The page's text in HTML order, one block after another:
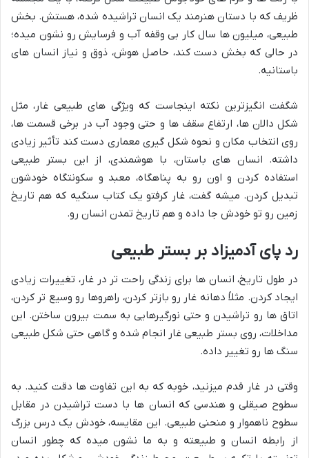
ظریف که با دستان هنرمند یک انسان تراشیده شده، هستش. بخش
طبیعی، میلیون ها سال کار بی وقفه آب و فرسایش رو نشون میده؛
در حالی که بخش دست کند، حاصل هوش، ذوق و نیاز انسان های
باستانیه.
شگفت انگیزترین نکته اینجاست که ویژگی های طبیعی غار، مثل
شکل دالان ها، ارتفاع سقف ها و حتی وجود آب در برخی قسمت ها،
روی انتخاب مکان و نحوه شکل گیری معماری دست کند تأثیر زیادی
داشته. انسان های باستان، با هوشمندی، از این بستر طبیعی
استفاده کردن و اون رو به پناهگاه، معبد و سکونتگاه خودشون
تبدیل کردن. میشه گفت، غار کرفتو یک کتاب سنگیه که هم تاریخ
زمین رو تو خودش جا داده و هم تاریخ تمدن انسان رو.
رد پای آدمیزاد بر بستر طبیعی
در طول تاریخ، انسان ها برای زندگی راحت تر در غار، تغییرات زیادی
ایجاد کردن. مثلاً دهانه غار رو بازتر کردن، راهروها رو وسیع تر کردن،
اتاق ها رو تراشیدن و حتی نورگیرهایی به سمت بیرون ساختن. این
مداخلات، روی بستر طبیعی غار انجام شده و گاهی حتی شکل طبیعی
سنگ ها رو تغییر داده.
وقتی در غار قدم میزنید، خوبه که به این تفاوت ها دقت کنید. به
سطوح صیقلی و هندسی که انسان ها با دست تراشیدن در مقابل
سطوح ناهموار و منحنی طبیعی. این مقایسه، خودش یک درس بزرگ
از رابطه انسان و طبیعته و به ما نشون میده که چطور انسان